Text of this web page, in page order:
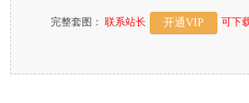
完整套图：联系站长 开通VIP 可下